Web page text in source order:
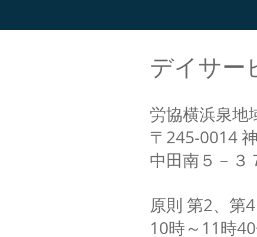
デイサー
労協横浜泉地
〒245-0014
中田南５－３
原則​ 第2、第
10時～11時